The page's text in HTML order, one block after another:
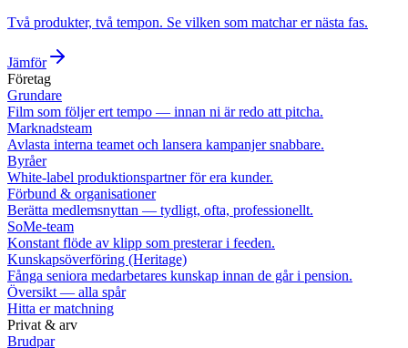
Två produkter, två tempon. Se vilken som matchar er nästa fas.
Jämför
Företag
Grundare
Film som följer ert tempo — innan ni är redo att pitcha.
Marknadsteam
Avlasta interna teamet och lansera kampanjer snabbare.
Byråer
White-label produktionspartner för era kunder.
Förbund & organisationer
Berätta medlemsnyttan — tydligt, ofta, professionellt.
SoMe-team
Konstant flöde av klipp som presterar i feeden.
Kunskapsöverföring (Heritage)
Fånga seniora medarbetares kunskap innan de går i pension.
Översikt — alla spår
Hitta er matchning
Privat & arv
Brudpar